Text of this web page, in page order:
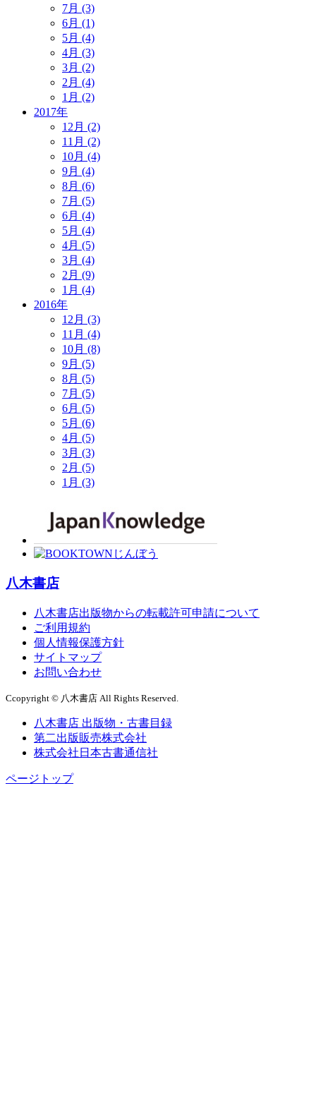
7月 (3)
6月 (1)
5月 (4)
4月 (3)
3月 (2)
2月 (4)
1月 (2)
2017年
12月 (2)
11月 (2)
10月 (4)
9月 (4)
8月 (6)
7月 (5)
6月 (4)
5月 (4)
4月 (5)
3月 (4)
2月 (9)
1月 (4)
2016年
12月 (3)
11月 (4)
10月 (8)
9月 (5)
8月 (5)
7月 (5)
6月 (5)
5月 (6)
4月 (5)
3月 (3)
2月 (5)
1月 (3)
八木書店
八木書店出版物からの転載許可申請について
ご利用規約
個人情報保護方針
サイトマップ
お問い合わせ
Ccopyright © 八木書店 All Rights Reserved.
八木書店 出版物・古書目録
第二出版販売株式会社
株式会社日本古書通信社
ページトップ